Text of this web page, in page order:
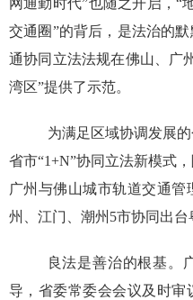
网通勤时代”也随之开启，“
交通圈”的背后，是法治的
通协同立法法规在佛山、广
湾区”提供了示范。
为满足区域协调发展
省市“1+N”协同立法新模式
广州与佛山城市轨道交通
州、江门、潮州5市协同出台
良法是善治的根基。
导，省委常委会会议及时审